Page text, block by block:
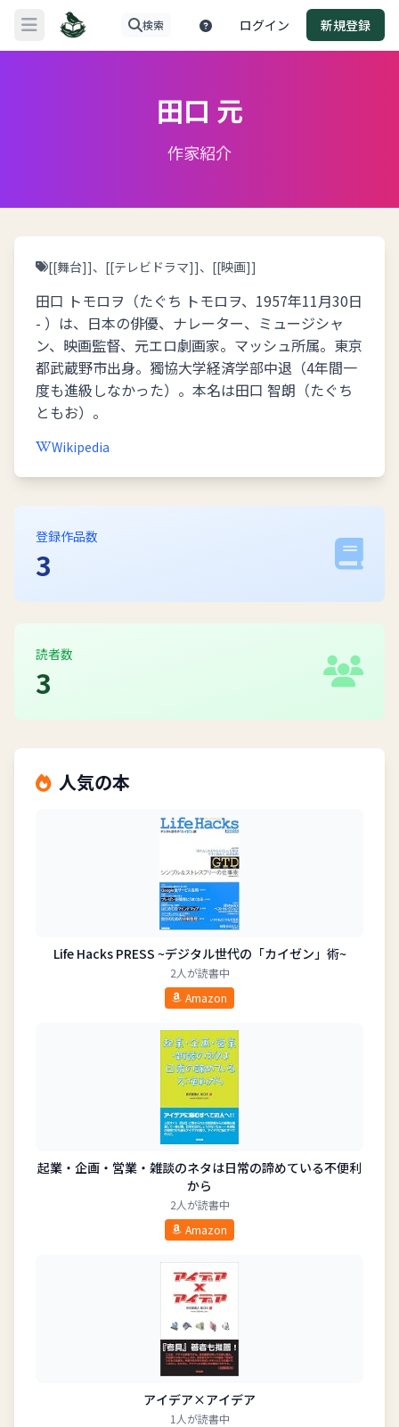
メニューを開く 検索 ログイン 新規登録
田口 元
作家紹介
[[舞台]]、[[テレビドラマ]]、[[映画]]
田口 トモロヲ（たぐち トモロヲ、1957年11月30日
- ）は、日本の俳優、ナレーター、ミュージシャ
ン、映画監督、元エロ劇画家。マッシュ所属。東京
都武蔵野市出身。獨協大学経済学部中退（4年間一
度も進級しなかった）。本名は田口 智朗（たぐち
ともお）。
Wikipedia
登録作品数
3
読者数
3
人気の本
Life Hacks PRESS ~デジタル世代の「カイゼン」術~
2人が読書中
Amazon
起業・企画・営業・雑談のネタは日常の諦めている不便利
から
2人が読書中
Amazon
アイデア×アイデア
1人が読書中